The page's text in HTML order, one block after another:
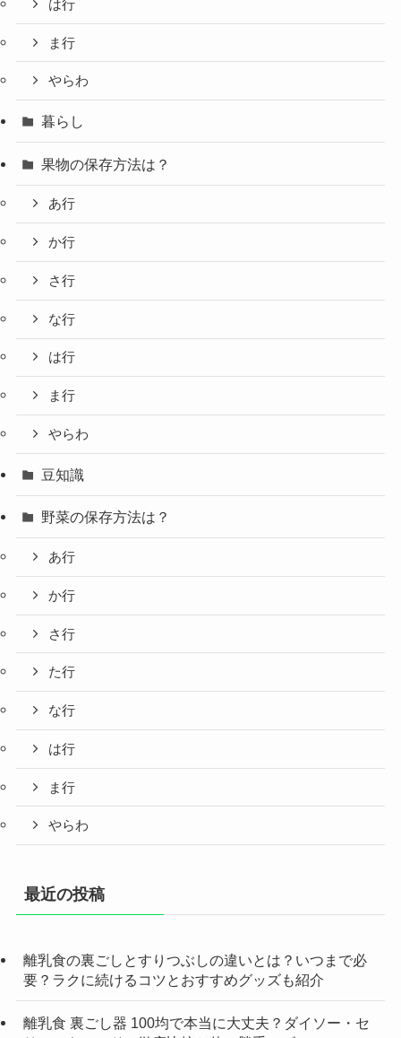
は行
ま行
やらわ
暮らし
果物の保存方法は？
あ行
か行
さ行
な行
は行
ま行
やらわ
豆知識
野菜の保存方法は？
あ行
か行
さ行
た行
な行
は行
ま行
やらわ
最近の投稿
離乳食の裏ごしとすりつぶしの違いとは？いつまで必
要？ラクに続けるコツとおすすめグッズも紹介
離乳食 裏ごし器 100均で本当に大丈夫？ダイソー・セ